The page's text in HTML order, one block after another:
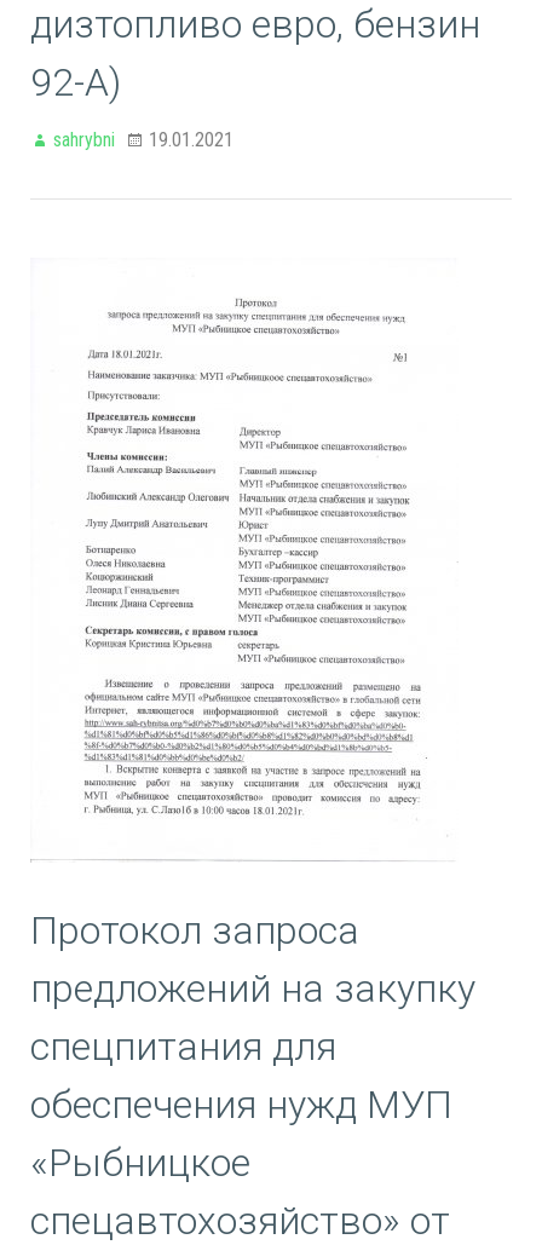
дизтопливо евро, бензин
92-А)
sahrybni 19.01.2021
Протокол запроса
предложений на закупку
спецпитания для
обеспечения нужд МУП
«Рыбницкое
спецавтохозяйство» от